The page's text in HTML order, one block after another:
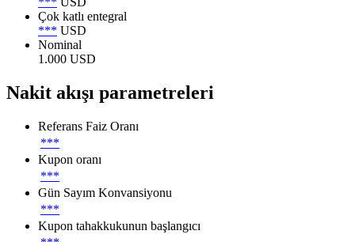
Çok katlı entegral
*** USD
Nominal
1.000 USD
Nakit akışı parametreleri
Referans Faiz Oranı
***
Kupon oranı
***
Gün Sayım Konvansiyonu
***
Kupon tahakkukunun başlangıcı